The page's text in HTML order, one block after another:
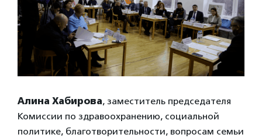
Алина Хабирова, заместитель председателя
Комиссии по здравоохранению, социальной
политике, благотворительности, вопросам семьи